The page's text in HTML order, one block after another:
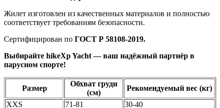
Жилет изготовлен из качественных материалов и полностью
соответствует требованиям безопасности.
Сертифицирован по ГОСТ Р 58108-2019.
Выбирайте hikeXp Yacht — ваш надёжный партнёр в
парусном спорте!
Размер
Обхват груди
(см)
Рекомендуемый вес (кг)
XXS
71-81
30-40